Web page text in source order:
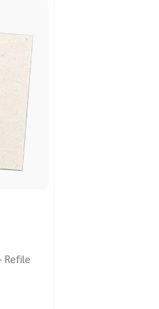
Refile